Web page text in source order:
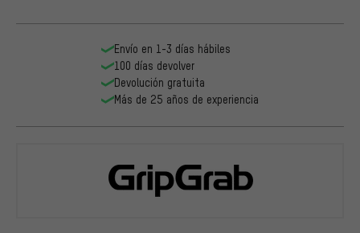
Envío en 1-3 días hábiles
100 días devolver
Devolución gratuita
Más de 25 años de experiencia
GripGrab